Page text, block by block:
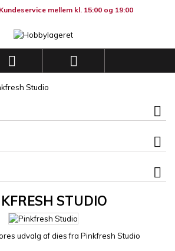
mellem kl. 15:00 og 19:00
 
Studio
STUDIO
udvalg af dies fra Pinkfresh Studio
på for at gemme produkter på din